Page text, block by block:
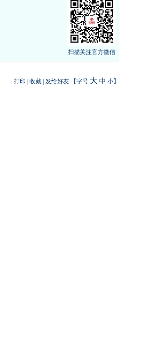
扫描关注官方微信
打印 收藏 发给好友 【字号 大 中 小】